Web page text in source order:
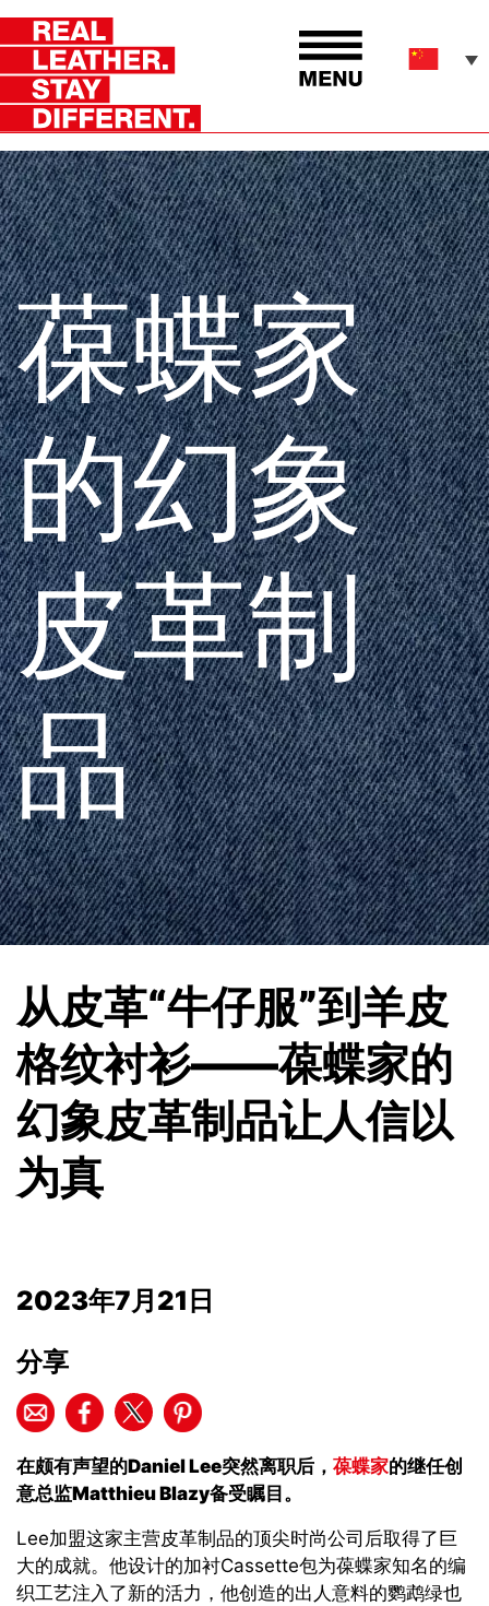
葆蝶家
的幻象
皮革制
品
从皮革“牛仔服”到羊皮
格纹衬衫——葆蝶家的
幻象皮革制品让人信以
为真
2023年7月21日
分享
在颇有声望的Daniel Lee突然离职后， 葆蝶家的继任创
意总监Matthieu Blazy备受瞩目。
Lee加盟这家主营皮革制品的顶尖时尚公司后取得了巨
大的成就。他设计的加衬Cassette包为葆蝶家知名的编
织工艺注入了新的活力，他创造的出人意料的鹦鹉绿也